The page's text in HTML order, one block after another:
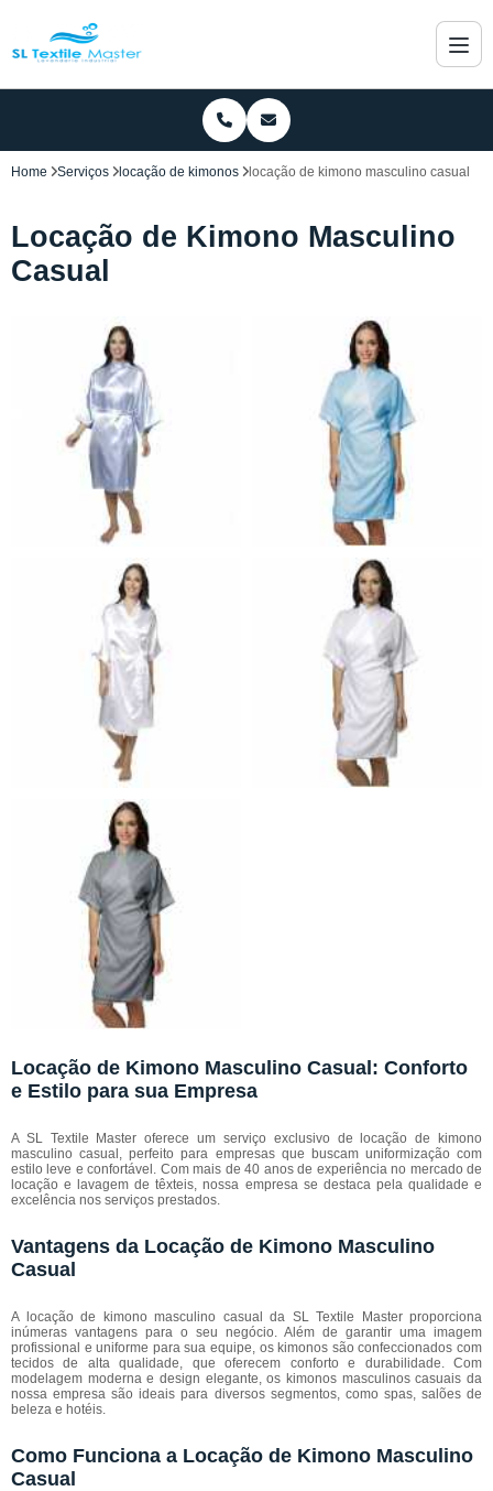
Home Serviços locação de kimonos locação de kimono masculino casual
Locação de Kimono Masculino
Casual
Locação de Kimono Masculino Casual: Conforto
e Estilo para sua Empresa
A SL Textile Master oferece um serviço exclusivo de locação de kimono
masculino casual, perfeito para empresas que buscam uniformização com
estilo leve e confortável. Com mais de 40 anos de experiência no mercado de
locação e lavagem de têxteis, nossa empresa se destaca pela qualidade e
excelência nos serviços prestados.
Vantagens da Locação de Kimono Masculino
Casual
A locação de kimono masculino casual da SL Textile Master proporciona
inúmeras vantagens para o seu negócio. Além de garantir uma imagem
profissional e uniforme para sua equipe, os kimonos são confeccionados com
tecidos de alta qualidade, que oferecem conforto e durabilidade. Com
modelagem moderna e design elegante, os kimonos masculinos casuais da
nossa empresa são ideais para diversos segmentos, como spas, salões de
beleza e hotéis.
Como Funciona a Locação de Kimono Masculino
Casual